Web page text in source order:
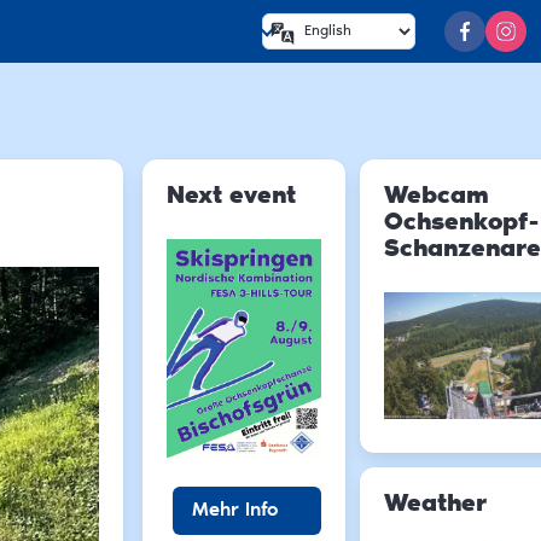
Next event
Mehr Info
Webcam
Ochsenkopf-
Weather